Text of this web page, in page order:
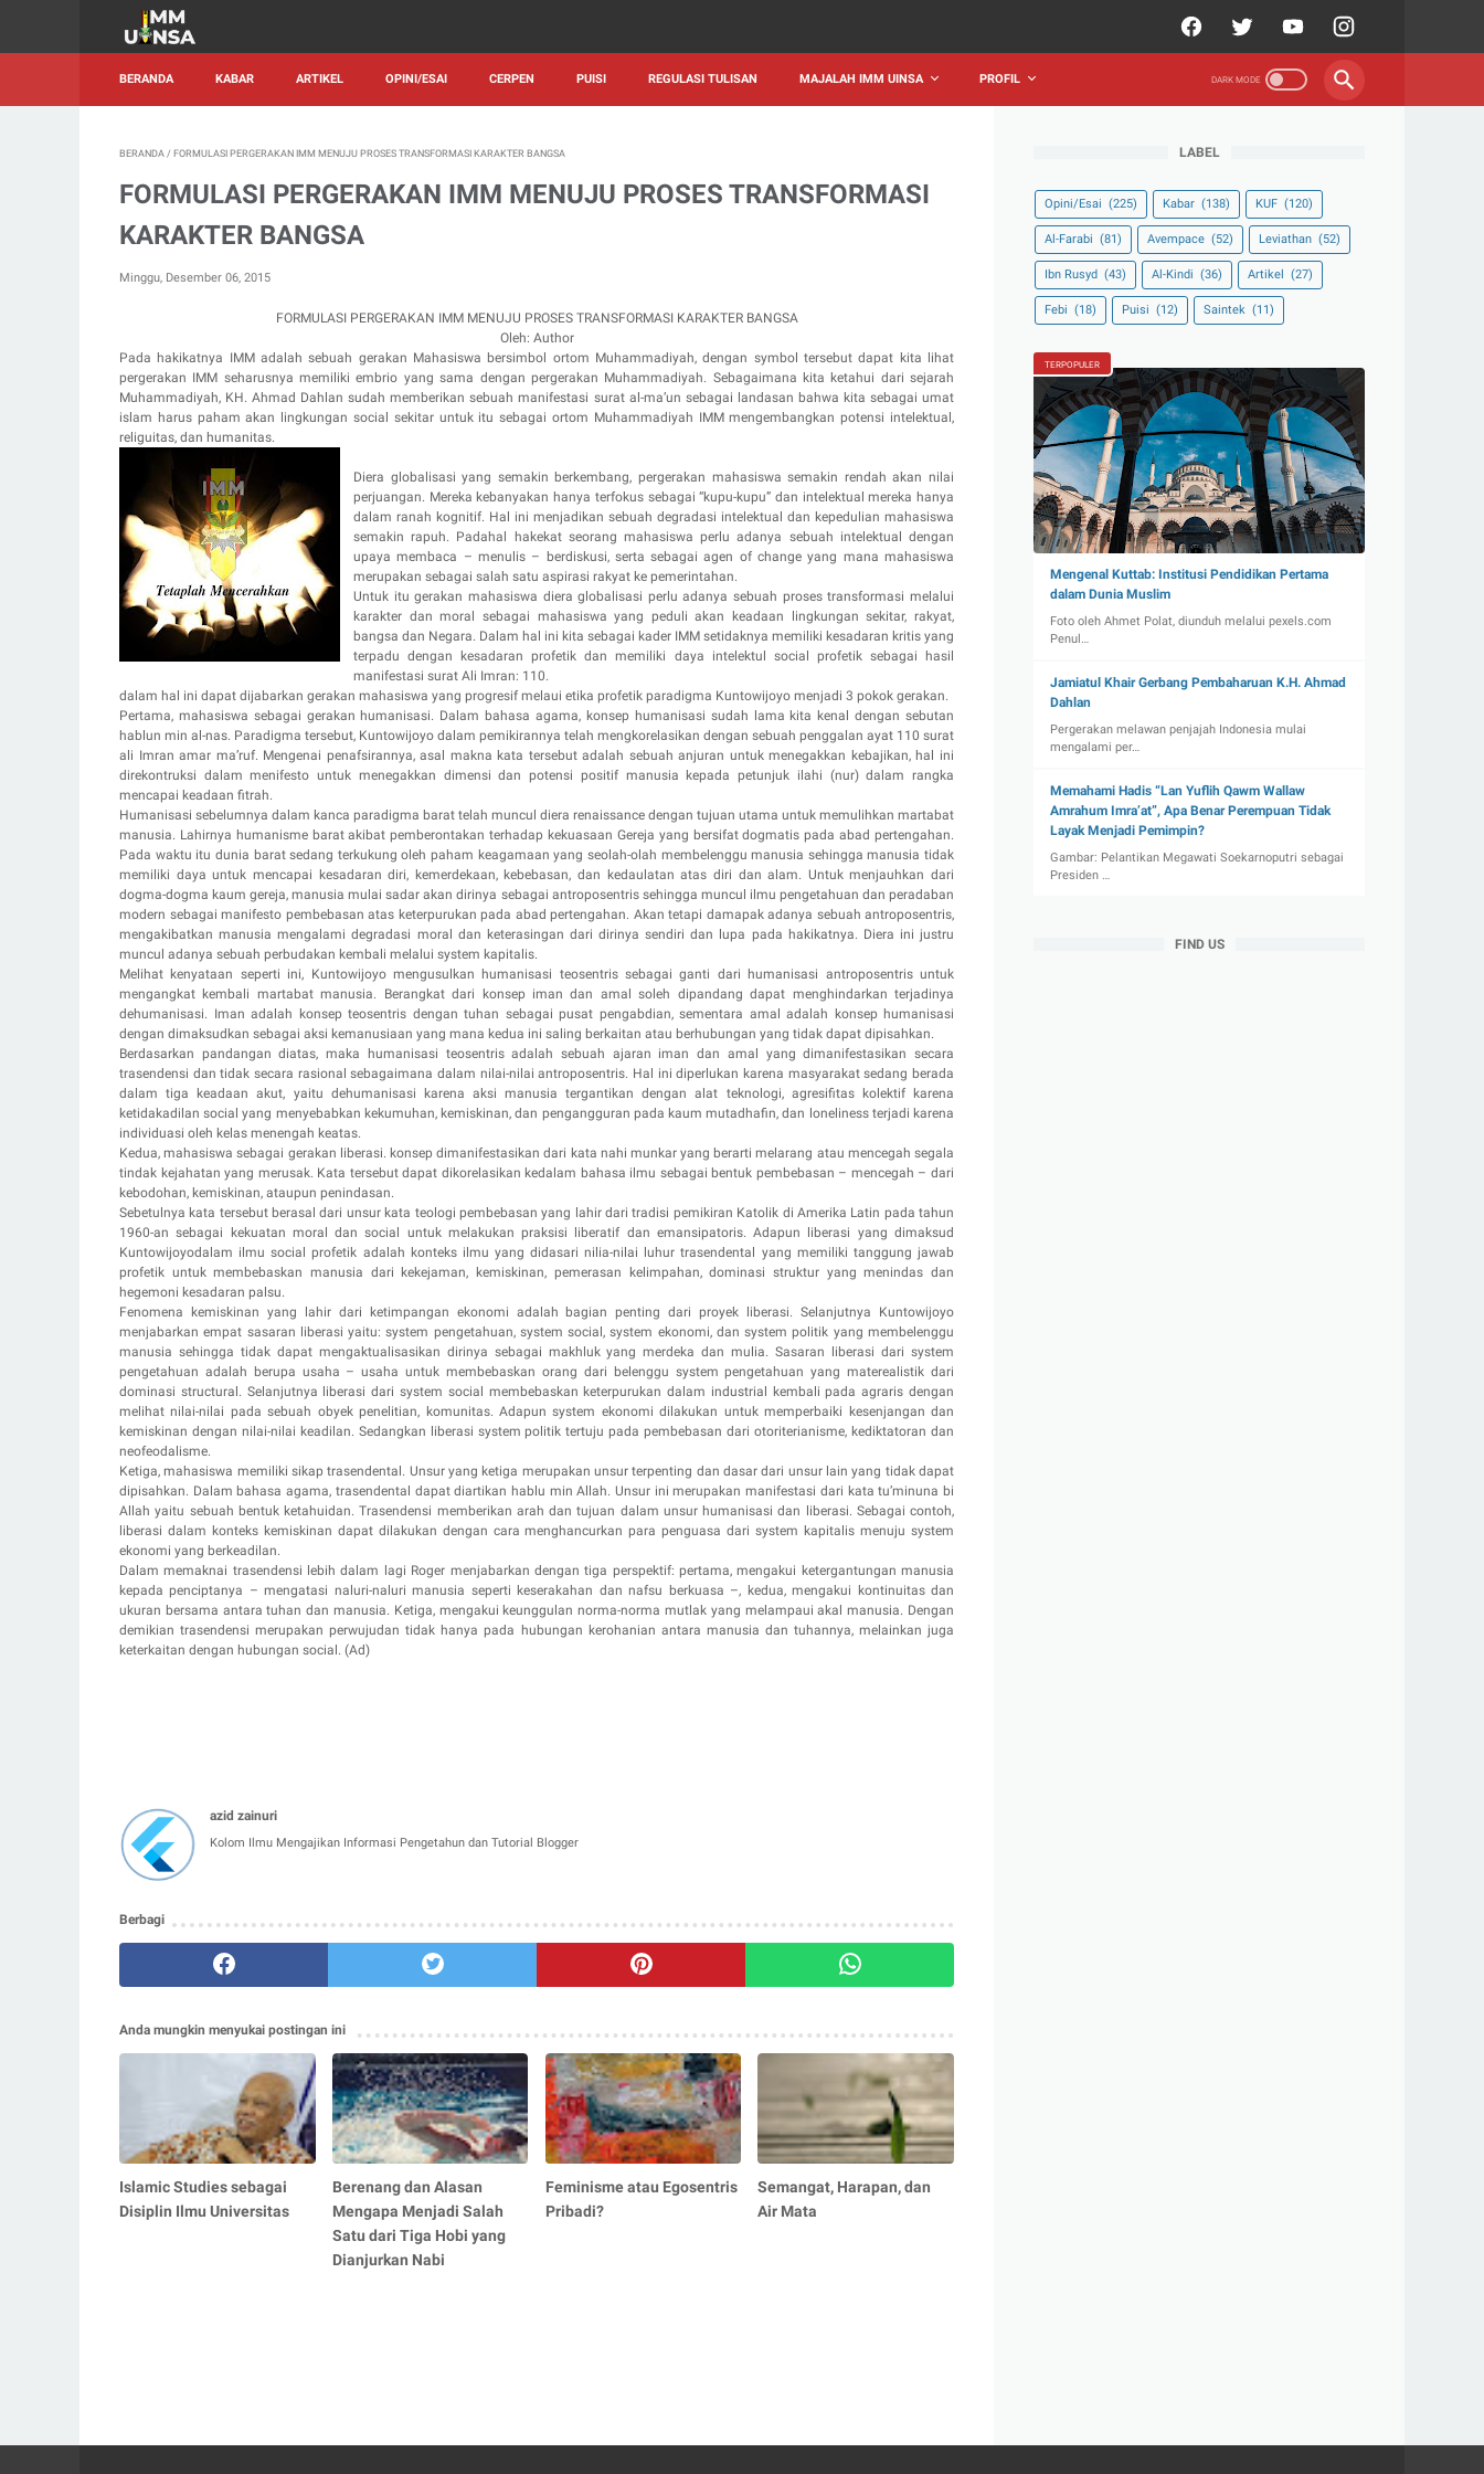
BERANDA KABAR ARTIKEL OPINI/ESAI CERPEN PUISI REGULASI TULISAN MAJALAH IMM UINSA PROFIL
BERANDA / FORMULASI PERGERAKAN IMM MENUJU PROSES TRANSFORMASI KARAKTER BANGSA
FORMULASI PERGERAKAN IMM MENUJU PROSES TRANSFORMASI
KARAKTER BANGSA
Minggu, Desember 06, 2015
FORMULASI PERGERAKAN IMM MENUJU PROSES TRANSFORMASI KARAKTER BANGSA
Oleh: Author
Pada hakikatnya IMM adalah sebuah gerakan Mahasiswa bersimbol ortom Muhammadiyah, dengan symbol tersebut dapat kita lihat
pergerakan IMM seharusnya memiliki embrio yang sama dengan pergerakan Muhammadiyah. Sebagaimana kita ketahui dari sejarah
Muhammadiyah, KH. Ahmad Dahlan sudah memberikan sebuah manifestasi surat al-ma’un sebagai landasan bahwa kita sebagai umat
islam harus paham akan lingkungan social sekitar untuk itu sebagai ortom Muhammadiyah IMM mengembangkan potensi intelektual,
religuitas, dan humanitas.
Diera globalisasi yang semakin berkembang, pergerakan mahasiswa semakin rendah akan nilai
perjuangan. Mereka kebanyakan hanya terfokus sebagai “kupu-kupu” dan intelektual mereka hanya
dalam ranah kognitif. Hal ini menjadikan sebuah degradasi intelektual dan kepedulian mahasiswa
semakin rapuh. Padahal hakekat seorang mahasiswa perlu adanya sebuah intelektual dengan
upaya membaca – menulis – berdiskusi, serta sebagai agen of change yang mana mahasiswa
merupakan sebagai salah satu aspirasi rakyat ke pemerintahan.
Untuk itu gerakan mahasiswa diera globalisasi perlu adanya sebuah proses transformasi melalui
karakter dan moral sebagai mahasiswa yang peduli akan keadaan lingkungan sekitar, rakyat,
bangsa dan Negara. Dalam hal ini kita sebagai kader IMM setidaknya memiliki kesadaran kritis yang
terpadu dengan kesadaran profetik dan memiliki daya intelektul social profetik sebagai hasil
manifestasi surat Ali Imran: 110.
dalam hal ini dapat dijabarkan gerakan mahasiswa yang progresif melaui etika profetik paradigma Kuntowijoyo menjadi 3 pokok gerakan.
Pertama, mahasiswa sebagai gerakan humanisasi. Dalam bahasa agama, konsep humanisasi sudah lama kita kenal dengan sebutan
hablun min al-nas. Paradigma tersebut, Kuntowijoyo dalam pemikirannya telah mengkorelasikan dengan sebuah penggalan ayat 110 surat
ali Imran amar ma’ruf. Mengenai penafsirannya, asal makna kata tersebut adalah sebuah anjuran untuk menegakkan kebajikan, hal ini
direkontruksi dalam menifesto untuk menegakkan dimensi dan potensi positif manusia kepada petunjuk ilahi (nur) dalam rangka
mencapai keadaan fitrah.
Humanisasi sebelumnya dalam kanca paradigma barat telah muncul diera renaissance dengan tujuan utama untuk memulihkan martabat
manusia. Lahirnya humanisme barat akibat pemberontakan terhadap kekuasaan Gereja yang bersifat dogmatis pada abad pertengahan.
Pada waktu itu dunia barat sedang terkukung oleh paham keagamaan yang seolah-olah membelenggu manusia sehingga manusia tidak
memiliki daya untuk mencapai kesadaran diri, kemerdekaan, kebebasan, dan kedaulatan atas diri dan alam. Untuk menjauhkan dari
dogma-dogma kaum gereja, manusia mulai sadar akan dirinya sebagai antroposentris sehingga muncul ilmu pengetahuan dan peradaban
modern sebagai manifesto pembebasan atas keterpurukan pada abad pertengahan. Akan tetapi damapak adanya sebuah antroposentris,
mengakibatkan manusia mengalami degradasi moral dan keterasingan dari dirinya sendiri dan lupa pada hakikatnya. Diera ini justru
muncul adanya sebuah perbudakan kembali melalui system kapitalis.
Melihat kenyataan seperti ini, Kuntowijoyo mengusulkan humanisasi teosentris sebagai ganti dari humanisasi antroposentris untuk
mengangkat kembali martabat manusia. Berangkat dari konsep iman dan amal soleh dipandang dapat menghindarkan terjadinya
dehumanisasi. Iman adalah konsep teosentris dengan tuhan sebagai pusat pengabdian, sementara amal adalah konsep humanisasi
dengan dimaksudkan sebagai aksi kemanusiaan yang mana kedua ini saling berkaitan atau berhubungan yang tidak dapat dipisahkan.
Berdasarkan pandangan diatas, maka humanisasi teosentris adalah sebuah ajaran iman dan amal yang dimanifestasikan secara
trasendensi dan tidak secara rasional sebagaimana dalam nilai-nilai antroposentris. Hal ini diperlukan karena masyarakat sedang berada
dalam tiga keadaan akut, yaitu dehumanisasi karena aksi manusia tergantikan dengan alat teknologi, agresifitas kolektif karena
ketidakadilan social yang menyebabkan kekumuhan, kemiskinan, dan pengangguran pada kaum mutadhafin, dan loneliness terjadi karena
individuasi oleh kelas menengah keatas.
Kedua, mahasiswa sebagai gerakan liberasi. konsep dimanifestasikan dari kata nahi munkar yang berarti melarang atau mencegah segala
tindak kejahatan yang merusak. Kata tersebut dapat dikorelasikan kedalam bahasa ilmu sebagai bentuk pembebasan – mencegah – dari
kebodohan, kemiskinan, ataupun penindasan.
Sebetulnya kata tersebut berasal dari unsur kata teologi pembebasan yang lahir dari tradisi pemikiran Katolik di Amerika Latin pada tahun
1960-an sebagai kekuatan moral dan social untuk melakukan praksisi liberatif dan emansipatoris. Adapun liberasi yang dimaksud
Kuntowijoyodalam ilmu social profetik adalah konteks ilmu yang didasari nilia-nilai luhur trasendental yang memiliki tanggung jawab
profetik untuk membebaskan manusia dari kekejaman, kemiskinan, pemerasan kelimpahan, dominasi struktur yang menindas dan
hegemoni kesadaran palsu.
Fenomena kemiskinan yang lahir dari ketimpangan ekonomi adalah bagian penting dari proyek liberasi. Selanjutnya Kuntowijoyo
menjabarkan empat sasaran liberasi yaitu: system pengetahuan, system social, system ekonomi, dan system politik yang membelenggu
manusia sehingga tidak dapat mengaktualisasikan dirinya sebagai makhluk yang merdeka dan mulia. Sasaran liberasi dari system
pengetahuan adalah berupa usaha – usaha untuk membebaskan orang dari belenggu system pengetahuan yang materealistik dari
dominasi structural. Selanjutnya liberasi dari system social membebaskan keterpurukan dalam industrial kembali pada agraris dengan
melihat nilai-nilai pada sebuah obyek penelitian, komunitas. Adapun system ekonomi dilakukan untuk memperbaiki kesenjangan dan
kemiskinan dengan nilai-nilai keadilan. Sedangkan liberasi system politik tertuju pada pembebasan dari otoriterianisme, kediktatoran dan
neofeodalisme.
Ketiga, mahasiswa memiliki sikap trasendental. Unsur yang ketiga merupakan unsur terpenting dan dasar dari unsur lain yang tidak dapat
dipisahkan. Dalam bahasa agama, trasendental dapat diartikan hablu min Allah. Unsur ini merupakan manifestasi dari kata tu’minuna bi
Allah yaitu sebuah bentuk ketahuidan. Trasendensi memberikan arah dan tujuan dalam unsur humanisasi dan liberasi. Sebagai contoh,
liberasi dalam konteks kemiskinan dapat dilakukan dengan cara menghancurkan para penguasa dari system kapitalis menuju system
ekonomi yang berkeadilan.
Dalam memaknai trasendensi lebih dalam lagi Roger menjabarkan dengan tiga perspektif: pertama, mengakui ketergantungan manusia
kepada penciptanya – mengatasi naluri-naluri manusia seperti keserakahan dan nafsu berkuasa –, kedua, mengakui kontinuitas dan
ukuran bersama antara tuhan dan manusia. Ketiga, mengakui keunggulan norma-norma mutlak yang melampaui akal manusia. Dengan
demikian trasendensi merupakan perwujudan tidak hanya pada hubungan kerohanian antara manusia dan tuhannya, melainkan juga
keterkaitan dengan hubungan social. (Ad)
azid zainuri
Kolom Ilmu Mengajikan Informasi Pengetahun dan Tutorial Blogger
Berbagi
Anda mungkin menyukai postingan ini
Islamic Studies sebagai
Disiplin Ilmu Universitas
Berenang dan Alasan
Mengapa Menjadi Salah
Satu dari Tiga Hobi yang
Dianjurkan Nabi
Feminisme atau Egosentris
Pribadi?
Semangat, Harapan, dan
Air Mata
LABEL
Opini/Esai (225) Kabar (138) KUF (120)
Al-Farabi (81) Avempace (52) Leviathan (52)
Ibn Rusyd (43) Al-Kindi (36) Artikel (27)
Febi (18) Puisi (12) Saintek (11)
TERPOPULER
Mengenal Kuttab: Institusi Pendidikan Pertama
dalam Dunia Muslim
Foto oleh Ahmet Polat, diunduh melalui pexels.com
Penul…
Jamiatul Khair Gerbang Pembaharuan K.H. Ahmad
Dahlan
Pergerakan melawan penjajah Indonesia mulai
mengalami per…
Memahami Hadis “Lan Yuflih Qawm Wallaw
Amrahum Imra’at”, Apa Benar Perempuan Tidak
Layak Menjadi Pemimpin?
Gambar: Pelantikan Megawati Soekarnoputri sebagai
Presiden …
FIND US